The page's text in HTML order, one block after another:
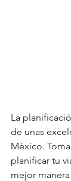
La
de unas
México.
planificar tu
mejor